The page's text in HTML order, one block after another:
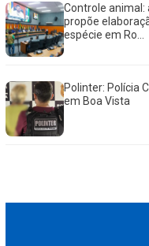
Controle animal:
propõe
espécie em Ro...
Polinter: Polícia
em Boa Vista